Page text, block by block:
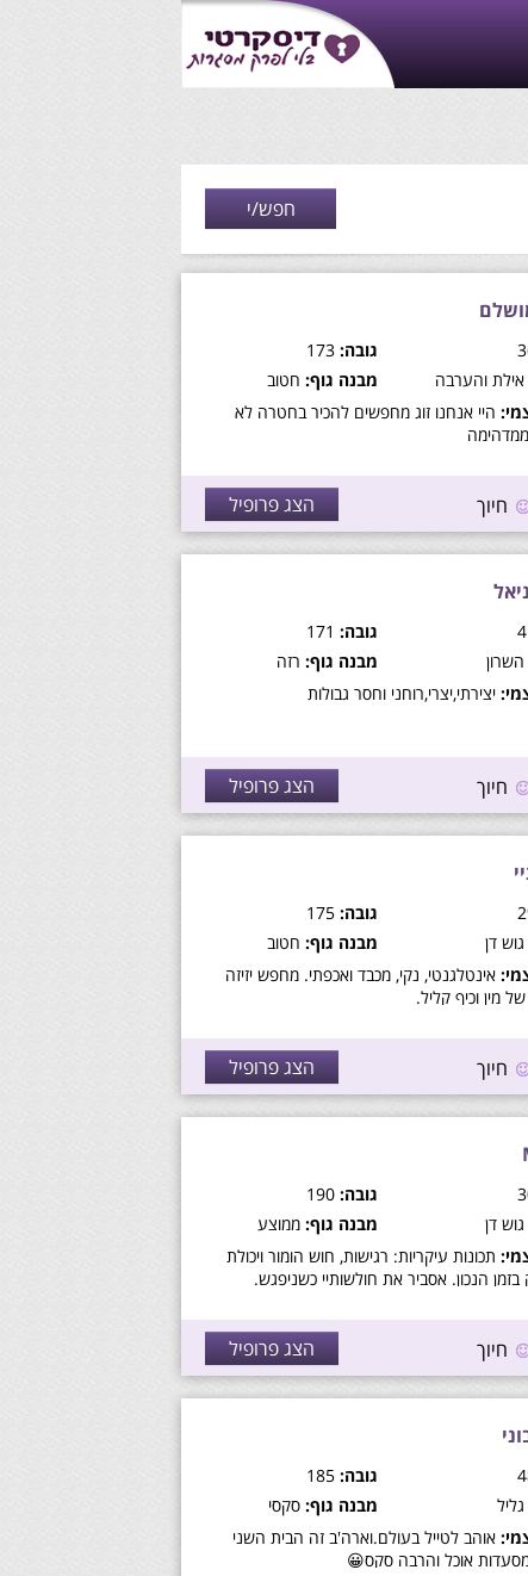
גובה:
אילת והערבה מבנה גוף: חטוב
היי אנחנו זוג מחפשים להכיר בחטרה לא
חיוך הצג פרופיל
גובה:
השרון מבנה גוף: רזה
יצירתי,יצרי,רוחני וחסר גבולות
חיוך הצג פרופיל
גובה:
גוש דן מבנה גוף: חטוב
אינטלגנטי, נקי, מכבד ואכפתי. מחפש יזיזה
מין וכיף קליל.
חיוך הצג פרופיל
גובה:
גוש דן מבנה גוף: ממוצע
תכונות עיקריות: רגישות, חוש הומור ויכולת
הנכון. אסביר את חולשותיי כשניפגש.
חיוך הצג פרופיל
גובה:
גליל מבנה גוף: סקסי
אוהב לטייל בעולם.וארה'ב זה הבית השני
אוכל והרבה סקס😀